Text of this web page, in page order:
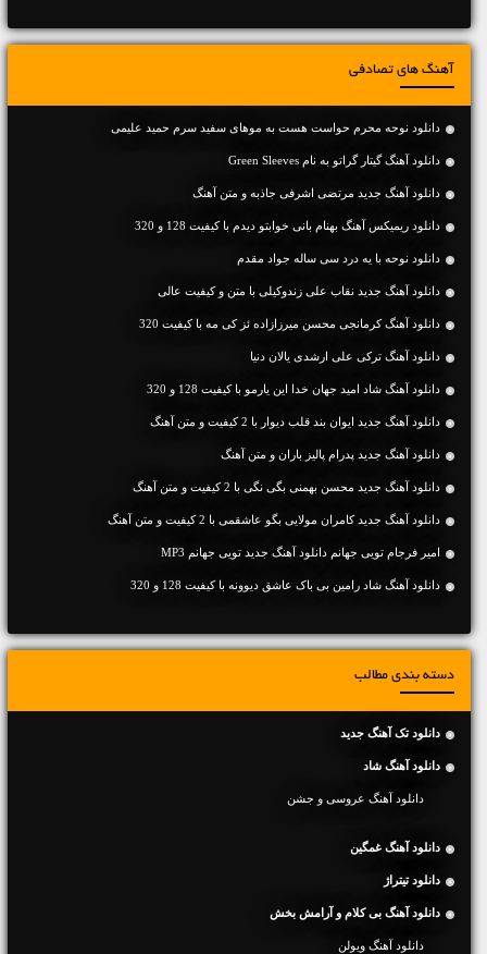
آهنگ های تصادفی
دانلود نوحه محرم حواست هست به موهای سفید سرم حمید علیمی
دانلود آهنگ گیتار گراتو به نام Green Sleeves
دانلود آهنگ جديد مرتضی اشرفی جاذبه و متن آهنگ
دانلود ریمیکس آهنگ بهنام بانی خوابتو دیدم با کیفیت 128 و 320
دانلود نوحه با یه درد سی ساله جواد مقدم
دانلود آهنگ جديد نقاب علی زندوکیلی با متن و کیفیت عالی
دانلود آهنگ کرمانجی محسن میرزازاده ئز کی مه با کیفیت 320
دانلود آهنگ ترکی علی ارشدی یالان دنیا
دانلود آهنگ شاد امید جهان خدا این یارمو با کیفیت 128 و 320
دانلود آهنگ جديد ایوان بند قلب دیوار با 2 کیفیت و متن آهنگ
دانلود آهنگ جديد پدرام پالیز باران و متن آهنگ
دانلود آهنگ جديد محسن بهمنی بگی نگی با 2 کیفیت و متن آهنگ
دانلود آهنگ جديد کامران مولایی بگو عاشقمی با 2 کیفیت و متن آهنگ
امیر فرجام تویی جهانم دانلود آهنگ جدید تویی جهانم MP3
دانلود آهنگ شاد رامین بی باک عاشق دیوونه با کیفیت 128 و 320
دسته بندی مطالب
دانلود تک آهنگ جدید
دانلود آهنگ شاد
دانلود آهنگ عروسی و جشن
دانلود آهنگ غمگین
دانلود تیتراژ
دانلود آهنگ بی کلام و آرامش بخش
دانلود آهنگ ویولن